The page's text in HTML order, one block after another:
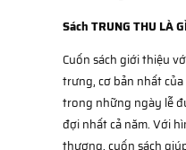
Sách TRUNG THU LÀ
Cuốn sách giới thiệu
trưng, cơ bản nhất
trong những ngày lễ
đợi nhất cả năm. Với
thương, cuốn sách